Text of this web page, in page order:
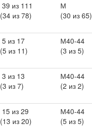
39 из 111
(34 из 78)
М
(30 из 65)
5 из 17
(5 из 11)
М40-44
(3 из 5)
3 из 13
(3 из 7)
М40-44
(2 из 2)
15 из 29
(13 из 20)
М40-44
(5 из 5)